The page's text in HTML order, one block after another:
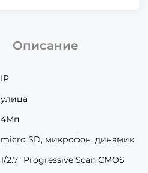
Описание
IP
улица
4Мп
micro SD, микрофон, динамик
1/2.7" Progressive Scan CMOS